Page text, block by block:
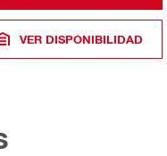
VER DISPONIBILIDAD